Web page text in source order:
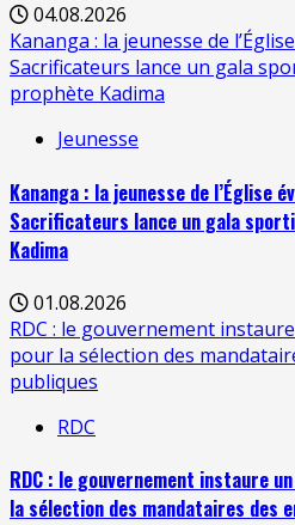
04.08.2026
Kananga : la jeunesse de
Sacrificateurs lance un gala
prophète Kadima
Jeunesse
Kananga : la jeunesse de l’Église
Sacrificateurs lance un gala
Kadima
01.08.2026
RDC : le gouvernement
pour la sélection des
publiques
RDC
RDC : le gouvernement instaure
la sélection des mandataires des